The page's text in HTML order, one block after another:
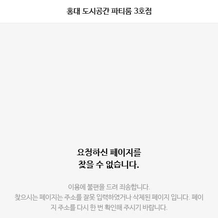
홍대 도시공간 파티룸 3호점
요청하신 페이지를
찾을 수 없습니다.
이용에 불편을 드려 죄송합니다.
찾으시는 페이지는 주소를 잘못 입력하였거나 삭제된 페이지 입니다. 페이
지 주소를 다시 한 번 확인해 주시기 바랍니다.